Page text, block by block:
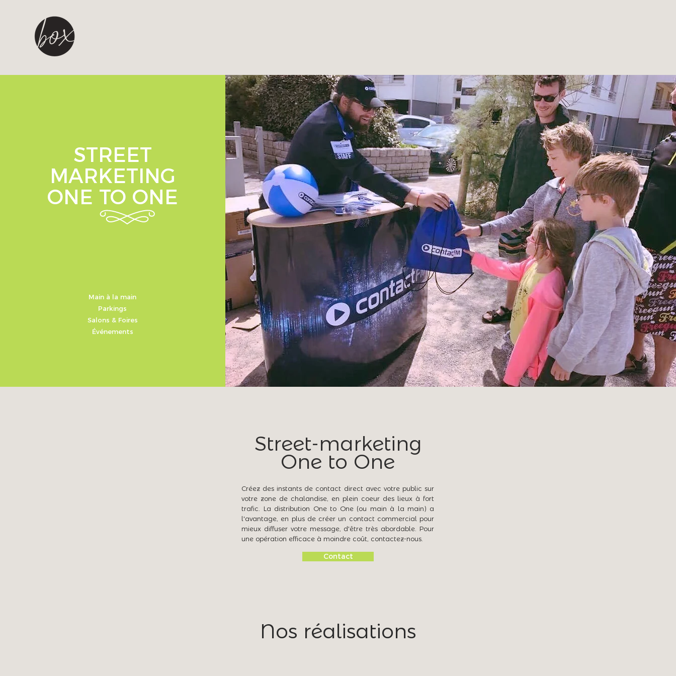
STREET
MARKETING
ONE TO ONE
Main à la main
Parkings
Salons & Foires
​Événements
Street-marketing
One to One
Créez des instants de contact direct avec votre public sur
votre zone de chalandise, en plein coeur des lieux à fort
trafic. La distribution One to One (ou main à la main) a
l'avantage, en plus de créer un contact commercial pour
mieux diffuser votre message, d'être très abordable. Pour
une opération efficace à moindre coût, contactez-nous.
Nos réalisations
Contact